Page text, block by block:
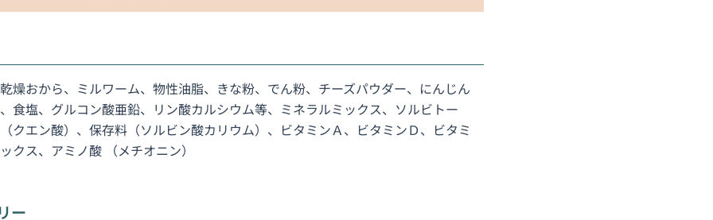
燥おから、ミルワーム、物性油脂、きな粉、でん粉、チーズパウダー、にんじん
食塩、グルコン酸亜鉛、リン酸カルシウム等、ミネラルミックス、ソルビトー
クエン酸）、保存料（ソルビン酸カリウム）、ビタミンＡ、ビタミンＤ、ビタミ
クス、アミノ酸 （メチオニン）
ー